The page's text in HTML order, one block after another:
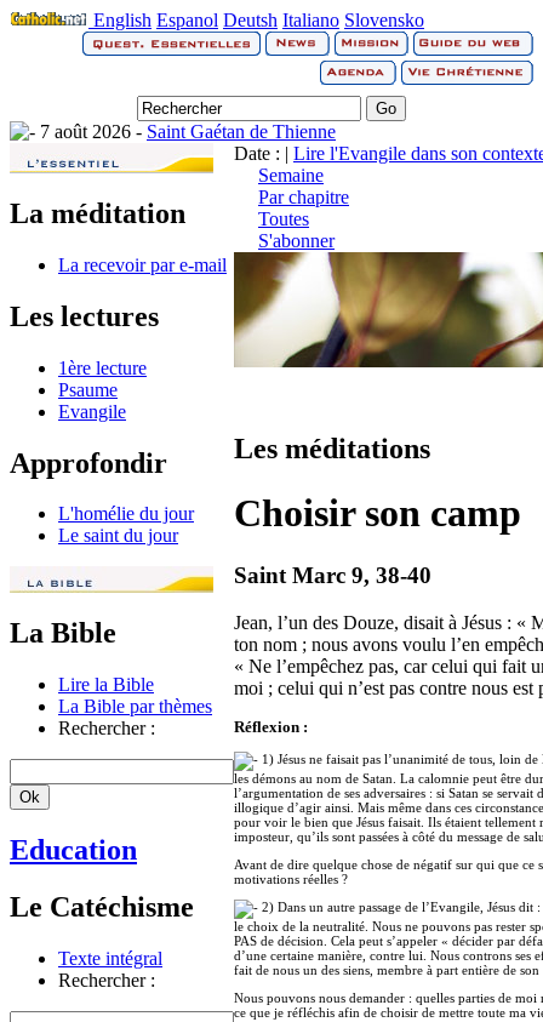
English Espanol Deutsh Italiano Slovensko
7 août 2026 - Saint Gaétan de Thienne
La méditation
La recevoir par e-mail
Les lectures
1ère lecture
Psaume
Evangile
Approfondir
L'homélie du jour
Le saint du jour
La Bible
Lire la Bible
La Bible par thèmes
Rechercher :
Education
Le Catéchisme
Texte intégral
Rechercher :
Date : | Lire l'Evangile dans son
Semaine
Par chapitre
Toutes
S'abonner
Les méditations
Choisir son camp
Saint Marc 9, 38-40
Jean, l’un des Douze, disait à Jésus : «
ton nom ; nous avons voulu l’en
« Ne l’empêchez pas, car celui qui fait
moi ; celui qui n’est pas contre nous est
Réflexion :
1) Jésus ne faisait pas l’unanimité de tous, loin
les démons au nom de Satan. La calomnie peut être
l’argumentation de ses adversaires : si Satan se
illogique d’agir ainsi. Mais même dans ces
pour voir le bien que Jésus faisait. Ils étaient
imposteur, qu’ils sont passées à côté du message de
Avant de dire quelque chose de négatif sur qui que ce
motivations réelles ?
2) Dans un autre passage de l’Evangile, Jésus
le choix de la neutralité. Nous ne pouvons pas rester
PAS de décision. Cela peut s’appeler « décider par
d’une certaine manière, contre lui. Nous controns ses
fait de nous un des siens, membre à part entière de
Nous pouvons nous demander : quelles parties de moi
ce que je réfléchis afin de choisir de mettre toute ma